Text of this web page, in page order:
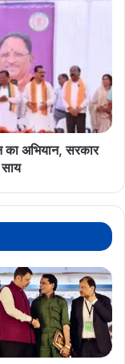
अभियान, सरकार